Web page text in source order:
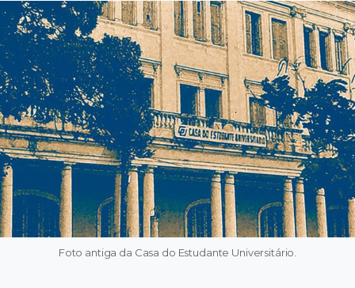
Foto antiga da Casa do Estudante Universitário.